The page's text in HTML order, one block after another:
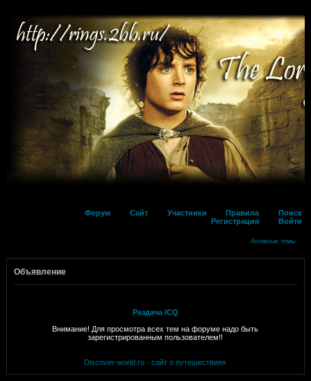
Форум Сайт Участники Правила
Поиск
Регистрация
Войти
Активные темы
Объявление
Раздача ICQ
Внимание! Для просмотра всех тем на форуме надо быть
зарегистрированным пользователем!!
Discover-world.ru - сайт о путешествиях